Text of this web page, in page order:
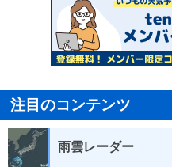
注目のコンテンツ
雨雲レーダー